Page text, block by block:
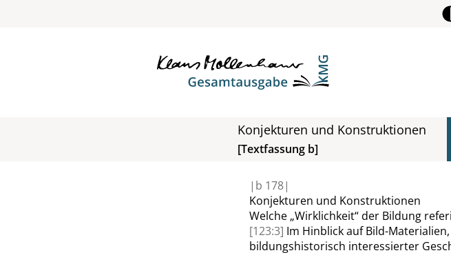
Konjekturen und Konstruktionen
[Textfassung b]
| b 178|
Konjekturen und Konstruktionen
Welche „Wirklichkeit“der Bildung
[123:3] Im Hinblick auf Bild-
bildungshistorisch interessierter